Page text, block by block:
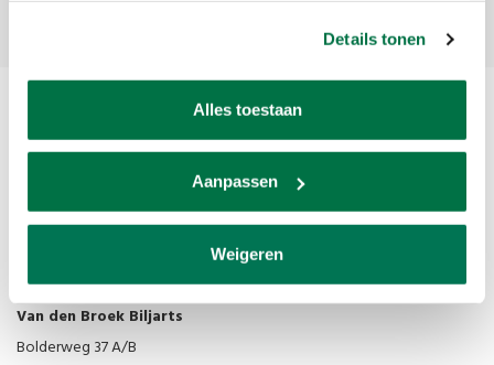
Details tonen
Alles toestaan
Aanpassen
Weigeren
Van den Broek Biljarts staat voor kwaliteit, vakmanschap en service.
Van den Broek Biljarts
Bolderweg 37 A/B